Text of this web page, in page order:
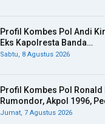
Profil Kombes Pol Andi
Eks Kapolresta Banda…
Sabtu, 8 Agustus 2026
Profil Kombes Pol Ronald
Rumondor, Akpol 1996,
Jumat, 7 Agustus 2026